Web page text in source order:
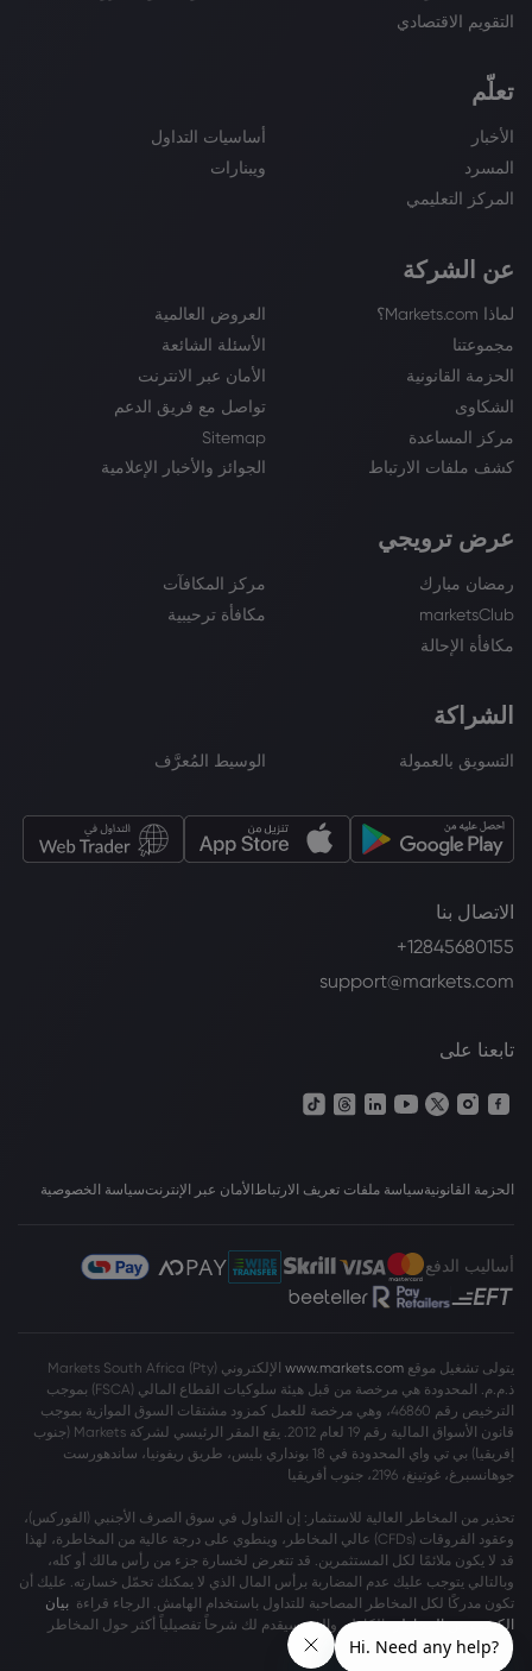
التقويم الاقتصادي
تعلّم
الأخبار
أساسيات التداول
المسرد
ويبنارات
المركز التعليمي
عن الشركة
لماذا Markets.com؟
العروض العالمية
مجموعتنا
الأسئلة الشائعة
الحزمة القانونية
الأمان عبر الانترنت
الشكاوى
تواصل مع فريق الدعم
مركز المساعدة
Sitemap
كشف ملفات الارتباط
الجوائز والأخبار الإعلامية
عرض ترويجي
رمضان مبارك
مركز المكافآت
marketsClub
مكافأة ترحيبية
مكافأة الإحالة
الشراكة
التسويق بالعمولة الوسيط المُعرَّف
الاتصال بنا
+12845680155
support@markets.com
تابعنا على
الحزمة القانونيةسياسة ملفات تعريف الارتباط الأمان عبر الإنترنتسياسة الخصوصية
أساليب الدفع
يتولى تشغيل موقع www.markets.com
الإلكتروني Markets South Africa (Pty)
ذ.م.م. المحدودة هي مرخصة من قبل هيئة سلوكيات القطاع المالي (FSCA) بموجب
الترخيص رقم 46860، وهي مرخصة للعمل كمزود مشتقات السوق الموازية بموجب
قانون الأسواق المالية رقم 19 لعام 2012. يقع المقر الرئيسي لشركة Markets (جنوب
إفريقيا) بي تي واي المحدودة في 18 بونداري بليس، طريق ريفونيا، ساندهورست
جوهانسبرغ، غوتينغ، 2196، جنوب أفريقيا
تحذير من المخاطر العالية للاستثمار: إن التداول في سوق الصرف الأجنبي (الفوركس)،
وعقود الفروقات (CFDs) عالي المخاطر، وينطوي على درجة عالية من المخاطرة، لهذا
قد لا يكون ملائمًا لكل المستثمرين. قد تتعرض لخسارة جزء من رأس مالك أو كله،
وبالتالي يتوجب عليك عدم المضاربة برأس المال الذي لا يمكنك تحمّل خسارته. عليك أن
تكون مدركًا لكل المخاطر المصاحبة للتداول باستخدام الهامش. الرجاء قراءة بيان
الكشف عن المخاطربالكامل، والذي سيقدم لك شرحاً تفصيلياً أكثر حول المخاطر
المشمولة.